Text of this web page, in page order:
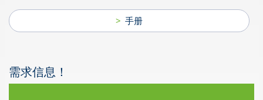
手册
需求信息！